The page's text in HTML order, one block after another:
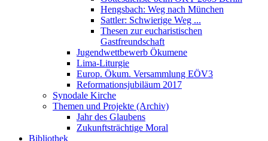
Hengsbach: Weg nach München
Sattler: Schwierige Weg ...
Thesen zur eucharistischen
Gastfreundschaft
Jugendwettbewerb Ökumene
Lima-Liturgie
Europ. Ökum. Versammlung EÖV3
Reformationsjubiläum 2017
Synodale Kirche
Themen und Projekte (Archiv)
Jahr des Glaubens
Zukunftsträchtige Moral
Bibliothek